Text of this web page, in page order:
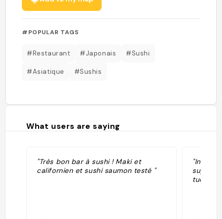
#POPULAR TAGS
#Restaurant #Japonais #Sushi
#Asiatique #Sushis
What users are saying
"Très bon bar à sushi ! Maki et
californien et sushi saumon testé "
"Insta
super
tuerie"